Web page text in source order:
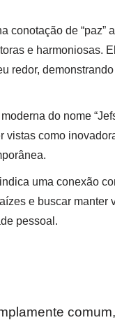
conotação de “paz”
e harmoniosas.
redor,
do nome
vistas como
indica uma conexão
e buscar
pessoal.